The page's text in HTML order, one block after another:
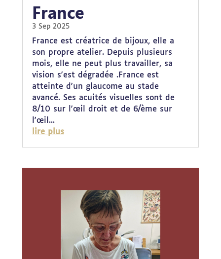
France
3 Sep 2025
France est créatrice de bijoux, elle a
son propre atelier. Depuis plusieurs
mois, elle ne peut plus travailler, sa
vision s'est dégradée .France est
atteinte d'un glaucome au stade
avancé. Ses acuités visuelles sont de
8/10 sur l'œil droit et de 6/ème sur
l'œil...
lire plus